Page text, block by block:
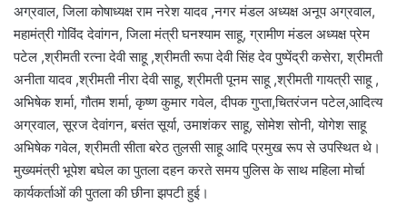
अग्रवाल, जिला कोषाध्यक्ष राम नरेश यादव ,नगर मंडल अध्यक्ष अनूप अग्रवाल,
महामंत्री गोविंद देवांगन, जिला मंत्री घनश्याम साहू, ग्रामीण मंडल अध्यक्ष प्रेम
पटेल ,श्रीमती रत्ना देवी साहू ,श्रीमती रूपा देवी सिंह देव पुष्पेंद्री कसेरा, श्रीमती
अनीता यादव ,श्रीमती नीरा देवी साहू, श्रीमती पूनम साहू ,श्रीमती गायत्री साहू ,
अभिषेक शर्मा, गौतम शर्मा, कृष्ण कुमार गवेल, दीपक गुप्ता,चितरंजन पटेल,आदित्य
अग्रवाल, सूरज देवांगन, बसंत सूर्या, उमाशंकर साहू, सोमेश सोनी, योगेश साहू
अभिषेक गवेल, श्रीमती सीता बरेठ तुलसी साहू आदि प्रमुख रूप से उपस्थित थे।
मुख्यमंत्री भूपेश बघेल का पुतला दहन करते समय पुलिस के साथ महिला मोर्चा
कार्यकर्ताओं की पुतला की छीना झपटी हुई।